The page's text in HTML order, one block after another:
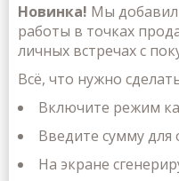
Новинка! Мы
работы в точках
личных встречах с
Всё, что нужно
Включите режим
Введите сумму для
На экране